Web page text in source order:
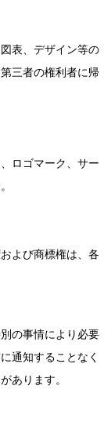
表、デザイン等の
三者の権利者に帰
ロゴマーク、サー
よび商標権は、各
の事情により必要
通知することなく
あります。